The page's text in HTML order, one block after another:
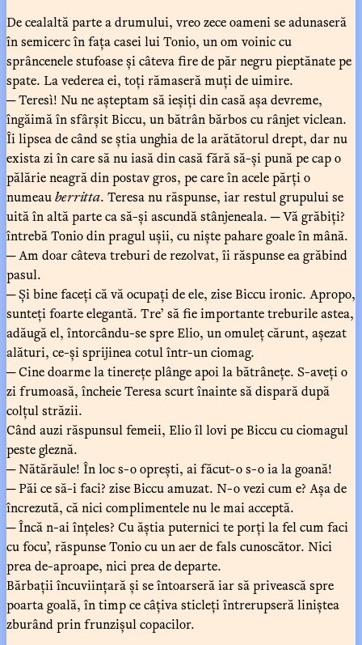
De cealaltă parte a drumului, vreo zece oameni se adunaseră
în semicerc în fața casei lui Tonio, un om voinic cu
sprâncenele stufoase și câteva fire de păr negru pieptănate pe
spate. La vederea ei, toți rămaseră muți de uimire.
─ Teresì! Nu ne așteptam să ieșiți din casă așa devreme,
îngăimă în sfârșit Biccu, un bătrân bărbos cu rânjet viclean.
Îi lipsea de când se știa unghia de la arătătorul drept, dar nu
exista zi în care să nu iasă din casă fără să-și pună pe cap o
pălărie neagră din postav gros, pe care în acele părți o
numeauberritta. Teresa nu răspunse, iar restul grupului se
uită în altă parte ca să-și ascundă stânjeneala. ─ Vă grăbiți?
întrebă Tonio din pragul ușii, cu niște pahare goale în mână.
─ Am doar câteva treburi de rezolvat, îi răspunse ea grăbind
pasul.
─ Și bine faceți că vă ocupați de ele, zise Biccu ironic. Apropo,
sunteți foarte elegantă. Tre’ să fie importante treburile astea,
adăugă el, întorcându-se spre Elio, un omuleț cărunt, așezat
alături, ce-și sprijinea cotul într-un ciomag.
─ Cine doarme la tinerețe plânge apoi la bătrânețe. S-aveți o
zi frumoasă, încheie Teresa scurt înainte să dispară după
colțul străzii.
Când auzi răspunsul femeii, Elio îl lovi pe Biccu cu ciomagul
peste gleznă.
─ Nătărăule! În loc s-o oprești, ai făcut-o s-o ia la goană!
─ Păi ce să-i faci? zise Biccu amuzat. N-o vezi cum e? Așa de
încrezută, că nici complimentele nu le mai acceptă.
─ Încă n-ai înțeles? Cu ăștia puternici te porți la fel cum faci
cu focu’, răspunse Tonio cu un aer de fals cunoscător. Nici
prea de-aproape, nici prea de departe.
Bărbații încuviințară și se întoarseră iar să privească spre
poarta goală, în timp ce câțiva sticleți întrerupseră liniștea
zburând prin frunzișul copacilor.